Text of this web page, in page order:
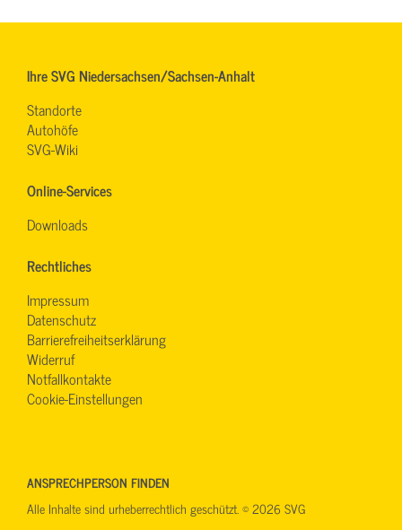
Ihre SVG Niedersachsen/Sachsen-Anhalt
Standorte
Autohöfe
SVG-Wiki
Online-Services
Downloads
Rechtliches
Impressum
Datenschutz
Barrierefreiheitserklärung
Widerruf
Notfallkontakte
Cookie-Einstellungen
ANSPRECHPERSON FINDEN
Alle Inhalte sind urheberrechtlich geschützt. © 2026 SVG